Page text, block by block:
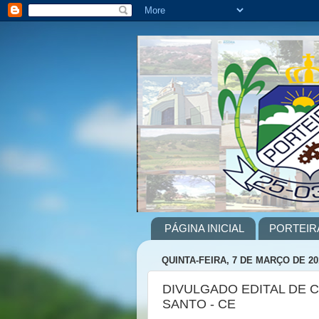
PÁGINA INICIAL
QUINTA-FEIRA, 7 DE MARÇO DE
DIVULGADO EDITAL DE
SANTO - CE